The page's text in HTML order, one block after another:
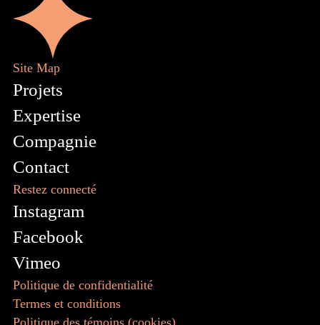
Site Map
Projets
Expertise
Compagnie
Contact
Restez connecté
Instagram
Facebook
Vimeo
Politique de confidentialité
Termes et conditions